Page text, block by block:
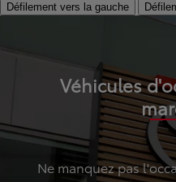
Défilement vers la gauche
Véhicules
Ne manquez pas